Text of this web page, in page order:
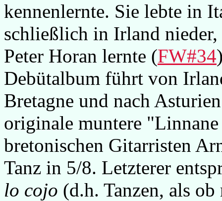
kennenlernte. Sie lebte in
schließlich in Irland
Peter Horan lernte (FW#34
Debütalbum führt von
Bretagne und nach
originale muntere "Linnane
bretonischen Gitarristen
Tanz in 5/8. Letzterer
lo cojo (d.h. Tanzen, als